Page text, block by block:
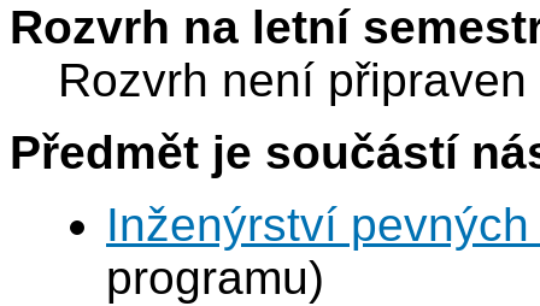
Rozvrh na letní
Rozvrh není připraven
Předmět je součástí
Inženýrství
programu)